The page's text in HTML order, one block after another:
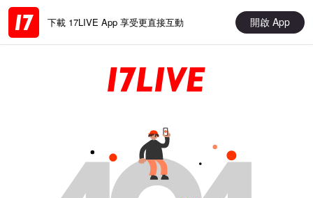
下載 17LIVE App 享受更直接互動 開啟 App